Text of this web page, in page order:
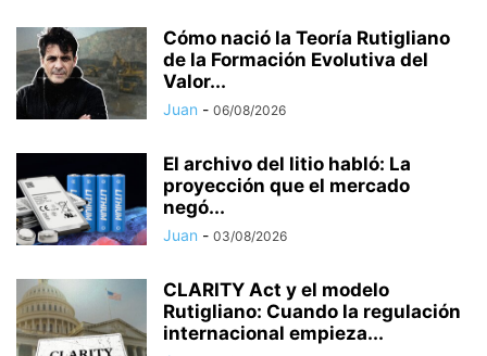
Cómo nació la Teoría Rutigliano
de la Formación Evolutiva del
Valor...
Juan - 06/08/2026
El archivo del litio habló: La
proyección que el mercado
negó...
Juan - 03/08/2026
CLARITY Act y el modelo
Rutigliano: Cuando la regulación
internacional empieza...